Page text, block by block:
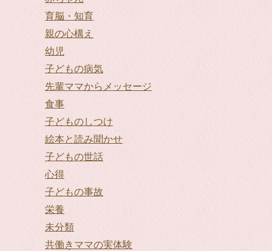
育脳・知育
親の心構え
幼児
子どもの病気
先輩ママからメッセージ
食事
子どものしつけ
絵本と読み聞かせ
子どもの世話
心得
子どもの事故
栄養
未分類
共働きママの実体験